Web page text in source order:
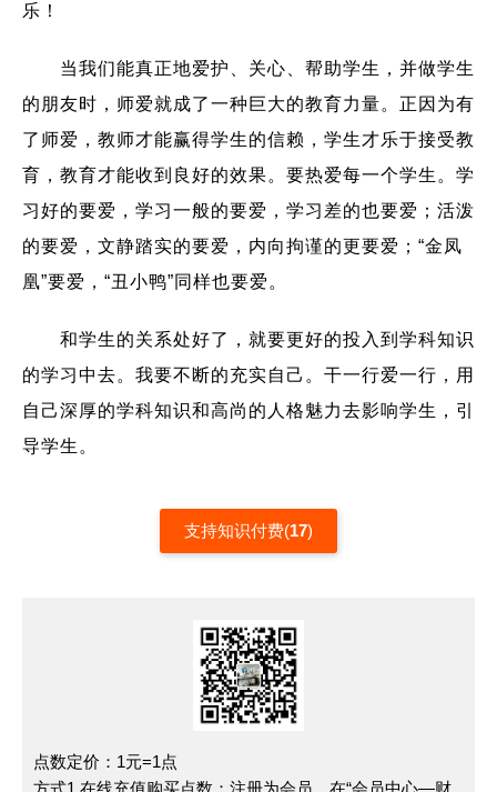
乐！
当我们能真正地爱护、关心、帮助学生，并做学生
的朋友时，师爱就成了一种巨大的教育力量。正因为有
了师爱，教师才能赢得学生的信赖，学生才乐于接受教
育，教育才能收到良好的效果。要热爱每一个学生。学
习好的要爱，学习一般的要爱，学习差的也要爱；活泼
的要爱，文静踏实的要爱，内向拘谨的更要爱；“金凤
凰”要爱，“丑小鸭”同样也要爱。
和学生的关系处好了，就要更好的投入到学科知识
的学习中去。我要不断的充实自己。干一行爱一行，用
自己深厚的学科知识和高尚的人格魅力去影响学生，引
导学生。
支持知识付费(17)
点数定价：1元=1点
方式1.在线充值购买点数：注册为会员，在“会员中心—财